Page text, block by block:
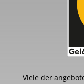
Viele der